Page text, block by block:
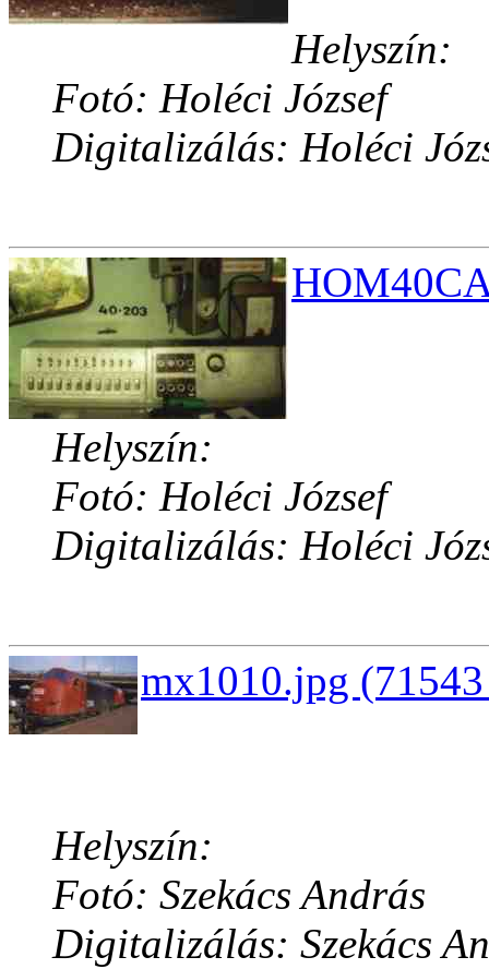
Helyszín:
Fotó: Holéci József
Digitalizálás: Holéci
Helyszín:
Fotó: Holéci József
Digitalizálás: Holéci
mx1010.jpg
Helyszín:
Fotó: Szekács András
Digitalizálás: Szekács